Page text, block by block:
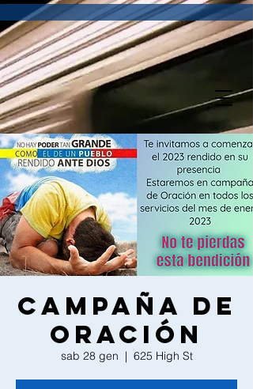
Campaña de
Oración
sab 28 gen
  |
625 High St